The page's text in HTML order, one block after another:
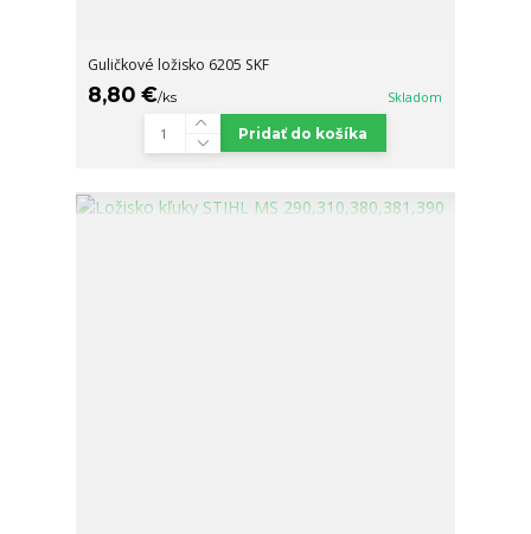
Guličkové ložisko 6205 SKF
8,80 €/ks Skladom
Pridať do košíka